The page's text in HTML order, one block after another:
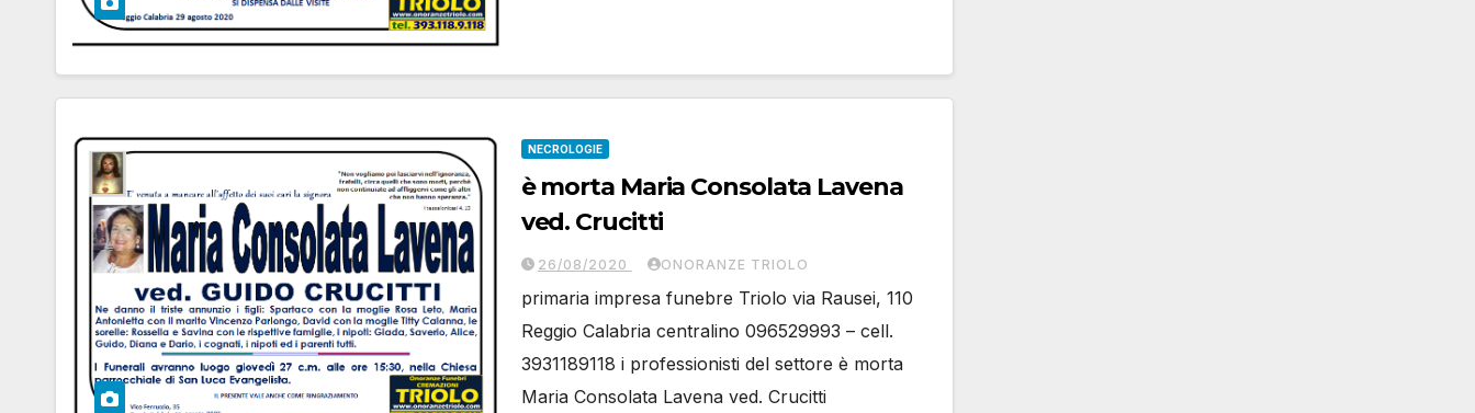
NECROLOGIE
è morta Maria Consolata Lavena
ved. Crucitti
26/08/2020 ONORANZE TRIOLO
primaria impresa funebre Triolo via Rausei, 110
Reggio Calabria centralino 096529993 – cell.
3931189118 i professionisti del settore è morta
Maria Consolata Lavena ved. Crucitti